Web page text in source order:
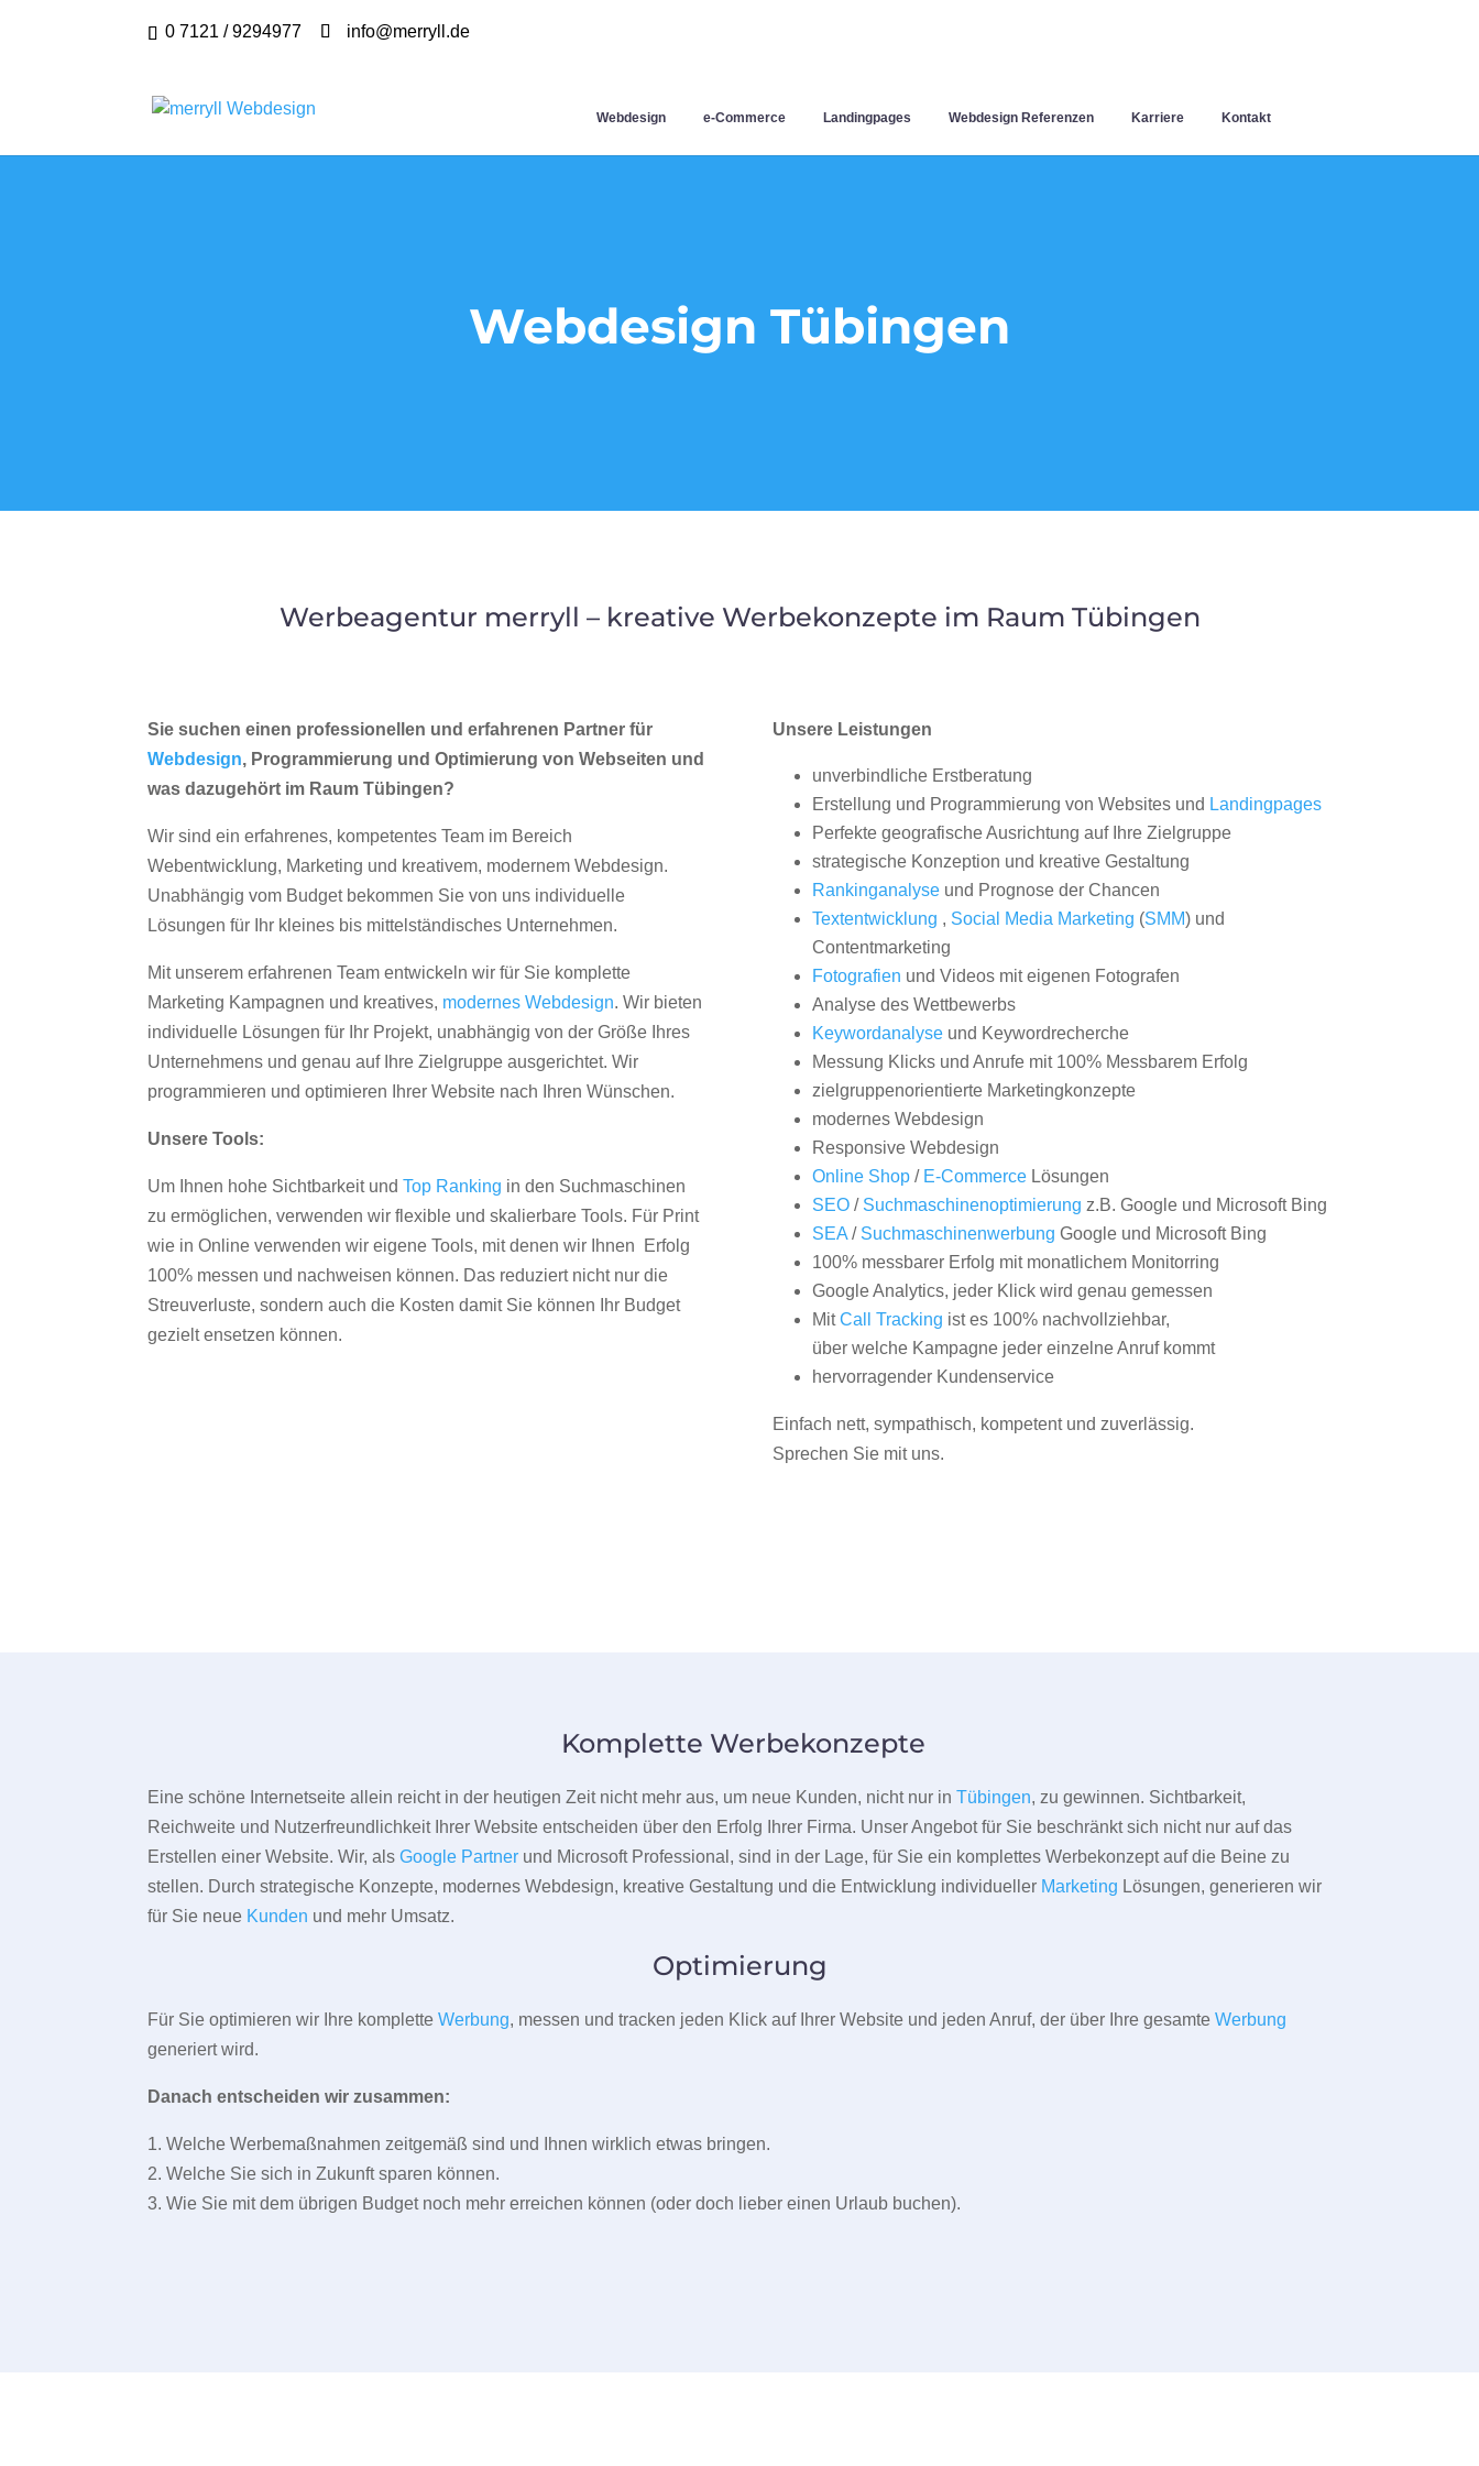
0 7121 / 9294977 info@merryll.de
Webdesign e-Commerce Landingpages Webdesign Referenzen Karriere Kontakt
Webdesign Tübingen
Werbeagentur merryll – kreative Werbekonzepte im Raum Tübingen
Sie suchen einen professionellen und erfahrenen Partner für
Webdesign, Programmierung und Optimierung von Webseiten und
was dazugehört im Raum Tübingen?
Wir sind ein erfahrenes, kompetentes Team im Bereich
Webentwicklung, Marketing und kreativem, modernem Webdesign.
Unabhängig vom Budget bekommen Sie von uns individuelle
Lösungen für Ihr kleines bis mittelständisches Unternehmen.
Mit unserem erfahrenen Team entwickeln wir für Sie komplette
Marketing Kampagnen und kreatives, modernes Webdesign. Wir bieten
individuelle Lösungen für Ihr Projekt, unabhängig von der Größe Ihres
Unternehmens und genau auf Ihre Zielgruppe ausgerichtet. Wir
programmieren und optimieren Ihrer Website nach Ihren Wünschen.
Unsere Tools:
Um Ihnen hohe Sichtbarkeit undTop Ranking in den Suchmaschinen
zu ermöglichen, verwenden wir flexible und skalierbare Tools. Für Print
wie in Online verwenden wir eigene Tools, mit denen wir Ihnen Erfolg
100% messen und nachweisen können. Das reduziert nicht nur die
Streuverluste, sondern auch die Kosten damit Sie können Ihr Budget
gezielt ensetzen können.
Unsere Leistungen
unverbindliche Erstberatung
Erstellung und Programmierung von Websites und Landingpages
Perfekte geografische Ausrichtung auf Ihre Zielgruppe
strategische Konzeption und kreative Gestaltung
Rankinganalyseund Prognose der Chancen
Textentwicklung , Social Media Marketing (SMM) und
Contentmarketing
Fotografien und Videos mit eigenen Fotografen
Analyse des Wettbewerbs
Keywordanalyseund Keywordrecherche
Messung Klicks und Anrufe mit 100% Messbarem Erfolg
zielgruppenorientierte Marketingkonzepte
modernes Webdesign
Responsive Webdesign
Online Shop/ E-CommerceLösungen
SEO/ Suchmaschinenoptimierung z.B. Google und Microsoft Bing
SEA/ Suchmaschinenwerbung Google und Microsoft Bing
100% messbarer Erfolg mit monatlichem Monitorring
Google Analytics, jeder Klick wird genau gemessen
MitCall Tracking ist es 100% nachvollziehbar,
über welche Kampagne jeder einzelne Anruf kommt
hervorragender Kundenservice
Einfach nett, sympathisch, kompetent und zuverlässig.
Sprechen Sie mit uns.
Komplette Werbekonzepte
Eine schöne Internetseite allein reicht in der heutigen Zeit nicht mehr aus, um neue Kunden, nicht nur inTübingen, zu gewinnen. Sichtbarkeit,
Reichweite und Nutzerfreundlichkeit Ihrer Website entscheiden über den Erfolg Ihrer Firma. Unser Angebot für Sie beschränkt sich nicht nur auf das
Erstellen einer Website. Wir, alsGoogle Partner und Microsoft Professional, sind in der Lage, für Sie ein komplettes Werbekonzept auf die Beine zu
stellen. Durch strategische Konzepte, modernes Webdesign, kreative Gestaltung und die Entwicklung individueller Marketing Lösungen, generieren wir
für Sie neue Kunden und mehr Umsatz.
Optimierung
Für Sie optimieren wir Ihre kompletteWerbung, messen und tracken jeden Klick auf Ihrer Website und jeden Anruf, der über Ihre gesamteWerbung
generiert wird.
Danach entscheiden wir zusammen:
1. Welche Werbemaßnahmen zeitgemäß sind und Ihnen wirklich etwas bringen.
2. Welche Sie sich in Zukunft sparen können.
3. Wie Sie mit dem übrigen Budget noch mehr erreichen können (oder doch lieber einen Urlaub buchen).